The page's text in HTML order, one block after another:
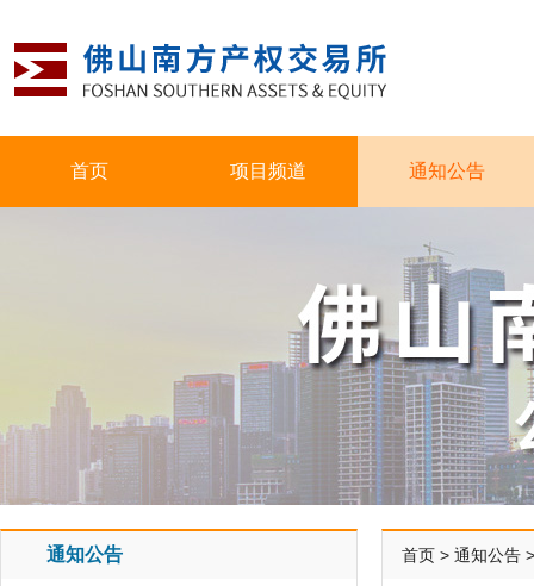
首页 项目频道 通知公告
通知公告 首页 > 通知公告